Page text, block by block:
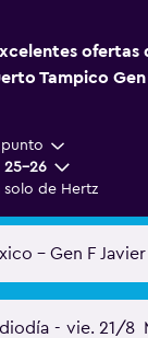
ofertas
Tampico Gen
punto
25-26
solo de Hertz
- Gen F Javier
- vie. 21/8